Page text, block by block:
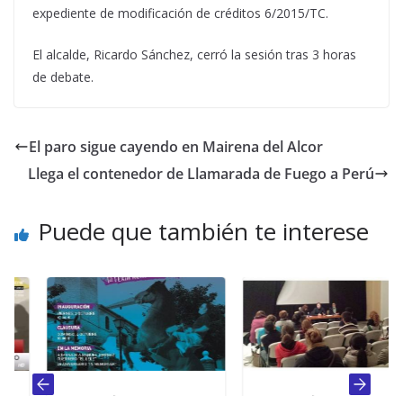
expediente de modificación de créditos 6/2015/TC.
El alcalde, Ricardo Sánchez, cerró la sesión tras 3 horas
de debate.
El paro sigue cayendo en Mairena del Alcor
Llega el contenedor de Llamarada de Fuego a Perú
Puede que también te interese